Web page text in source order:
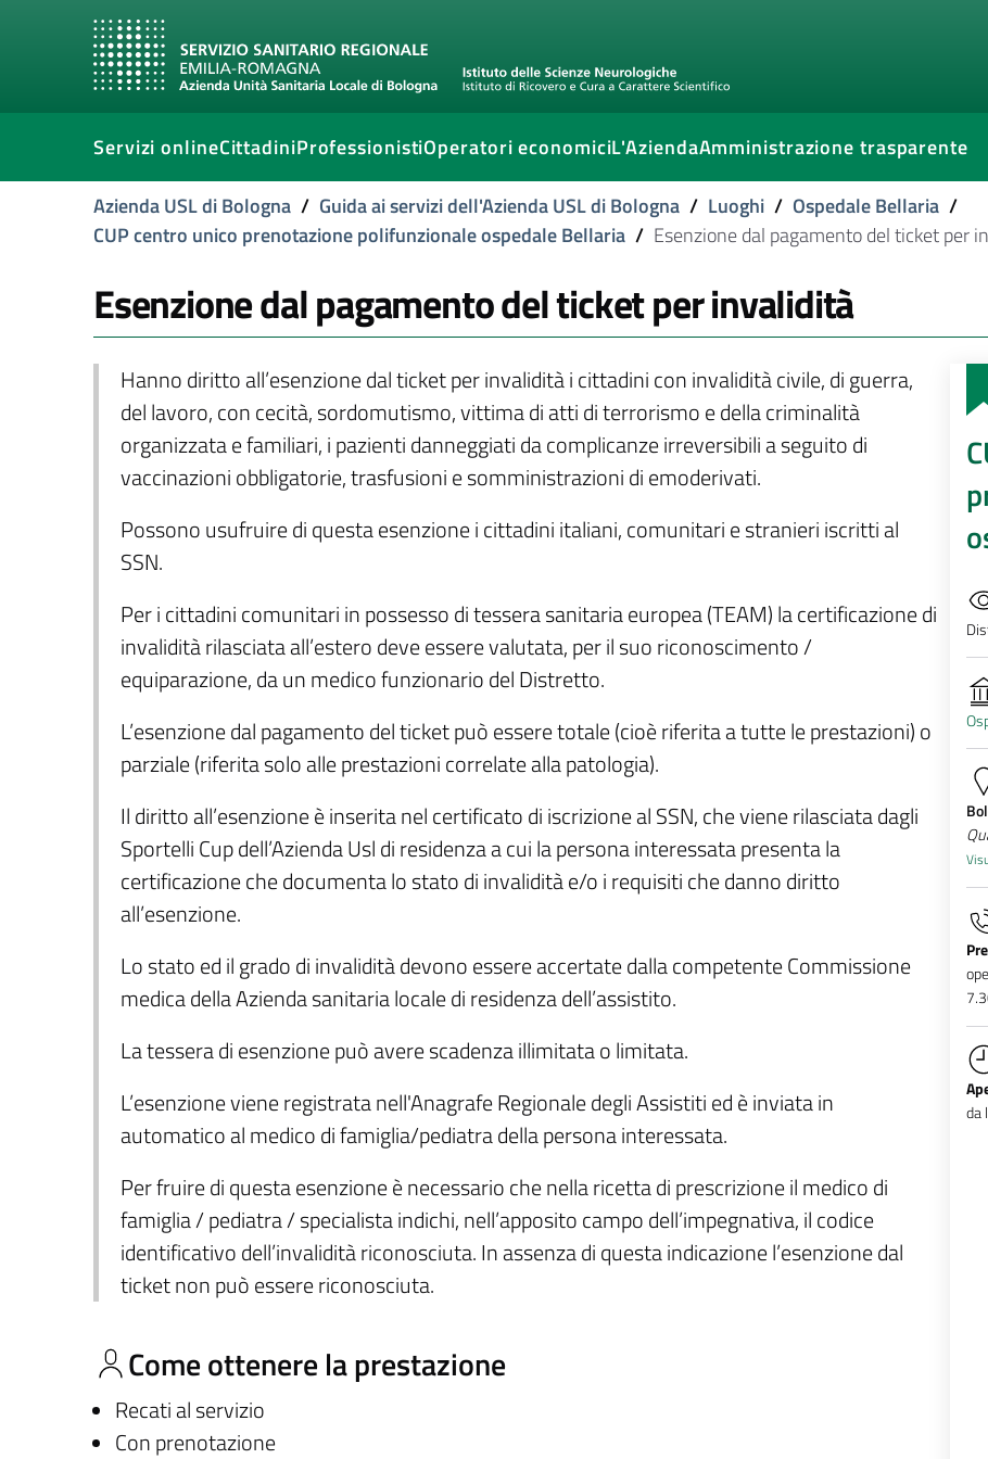
Servizi onlineCittadiniProfessionistiOperatori economiciL'AziendaAmministrazione trasparente
Azienda USL di Bologna / Guida ai servizi dell'Azienda USL di Bologna / Luoghi / Ospedale Bellaria /
CUP centro unico prenotazione polifunzionale ospedale Bellaria / Esenzione dal pagamento del ticket per
Esenzione dal pagamento del ticket per invalidità
Hanno diritto all’esenzione dal ticket per invalidità i cittadini con invalidità civile, di guerra,
del lavoro, con cecità, sordomutismo, vittima di atti di terrorismo e della criminalità
organizzata e familiari, i pazienti danneggiati da complicanze irreversibili a seguito di
vaccinazioni obbligatorie, trasfusioni e somministrazioni di emoderivati.
Possono usufruire di questa esenzione i cittadini italiani, comunitari e stranieri iscritti al
SSN.
Per i cittadini comunitari in possesso di tessera sanitaria europea (TEAM) la certificazione di
invalidità rilasciata all’estero deve essere valutata, per il suo riconoscimento /
equiparazione, da un medico funzionario del Distretto.
L’esenzione dal pagamento del ticket può essere totale (cioè riferita a tutte le prestazioni) o
parziale (riferita solo alle prestazioni correlate alla patologia).
Il diritto all’esenzione è inserita nel certificato di iscrizione al SSN, che viene rilasciata dagli
Sportelli Cup dell’Azienda Usl di residenza a cui la persona interessata presenta la
certificazione che documenta lo stato di invalidità e/o i requisiti che danno diritto
all’esenzione.
Lo stato ed il grado di invalidità devono essere accertate dalla competente Commissione
medica della Azienda sanitaria locale di residenza dell’assistito.
La tessera di esenzione può avere scadenza illimitata o limitata.
L’esenzione viene registrata nell'Anagrafe Regionale degli Assistiti ed è inviata in
automatico al medico di famiglia/pediatra della persona interessata.
Per fruire di questa esenzione è necessario che nella ricetta di prescrizione il medico di
famiglia / pediatra / specialista indichi, nell’apposito campo dell’impegnativa, il codice
identificativo dell’invalidità riconosciuta. In assenza di questa indicazione l’esenzione dal
ticket non può essere riconosciuta.
Come ottenere la prestazione
Recati al servizio
Con prenotazione
da